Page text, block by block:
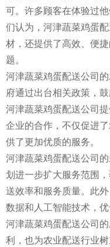
可。许多顾客在体验过
们认为，河津蔬菜鸡蛋
材，还提供了高效、便
题。
河津蔬菜鸡蛋配送公司
府通过出台相关政策，
河津蔬菜鸡蛋配送公司
企业的合作，不仅促进
供了更加优质的服务。
河津蔬菜鸡蛋配送公司
划进一步扩大服务范围
送效率和服务质量。此
数据和人工智能技术，
河津蔬菜鸡蛋配送公司
利，也为农业配送行业